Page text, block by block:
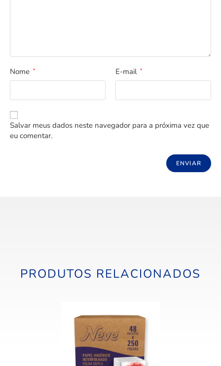
Nome * E-mail *
Salvar meus dados neste navegador para a próxima vez que
eu comentar.
PRODUTOS RELACIONADOS